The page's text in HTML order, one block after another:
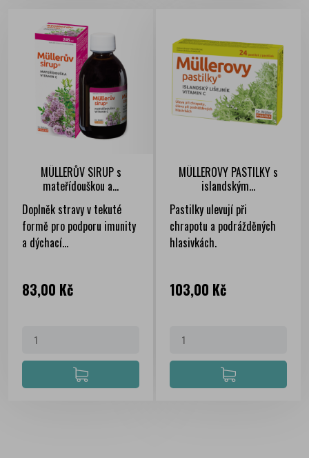
MÜLLERŮV SIRUP s
mateřídouškou a...
Doplněk stravy v tekuté
formě pro podporu imunity
a dýchací...
Cena
83,00 Kč
MÜLLEROVY PASTILKY s
islandským...
Pastilky ulevují při
chrapotu a podrážděných
hlasivkách.
Cena
103,00 Kč